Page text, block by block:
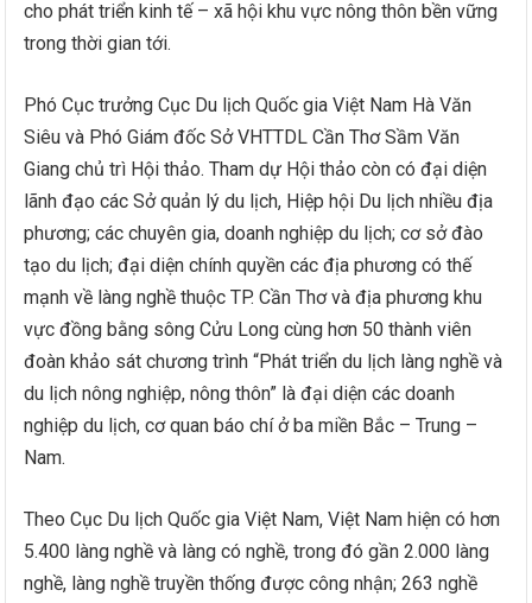
cho phát triển kinh tế – xã hội khu vực nông thôn bền vững
trong thời gian tới.
Phó Cục trưởng Cục Du lịch Quốc gia Việt Nam Hà Văn
Siêu và Phó Giám đốc Sở VHTTDL Cần Thơ Sầm Văn
Giang chủ trì Hội thảo. Tham dự Hội thảo còn có đại diện
lãnh đạo các Sở quản lý du lịch, Hiệp hội Du lịch nhiều địa
phương; các chuyên gia, doanh nghiệp du lịch; cơ sở đào
tạo du lịch; đại diện chính quyền các địa phương có thế
mạnh về làng nghề thuộc TP. Cần Thơ và địa phương khu
vực đồng bằng sông Cửu Long cùng hơn 50 thành viên
đoàn khảo sát chương trình “Phát triển du lịch làng nghề và
du lịch nông nghiệp, nông thôn” là đại diện các doanh
nghiệp du lịch, cơ quan báo chí ở ba miền Bắc – Trung –
Nam.
Theo Cục Du lịch Quốc gia Việt Nam, Việt Nam hiện có hơn
5.400 làng nghề và làng có nghề, trong đó gần 2.000 làng
nghề, làng nghề truyền thống được công nhận; 263 nghề